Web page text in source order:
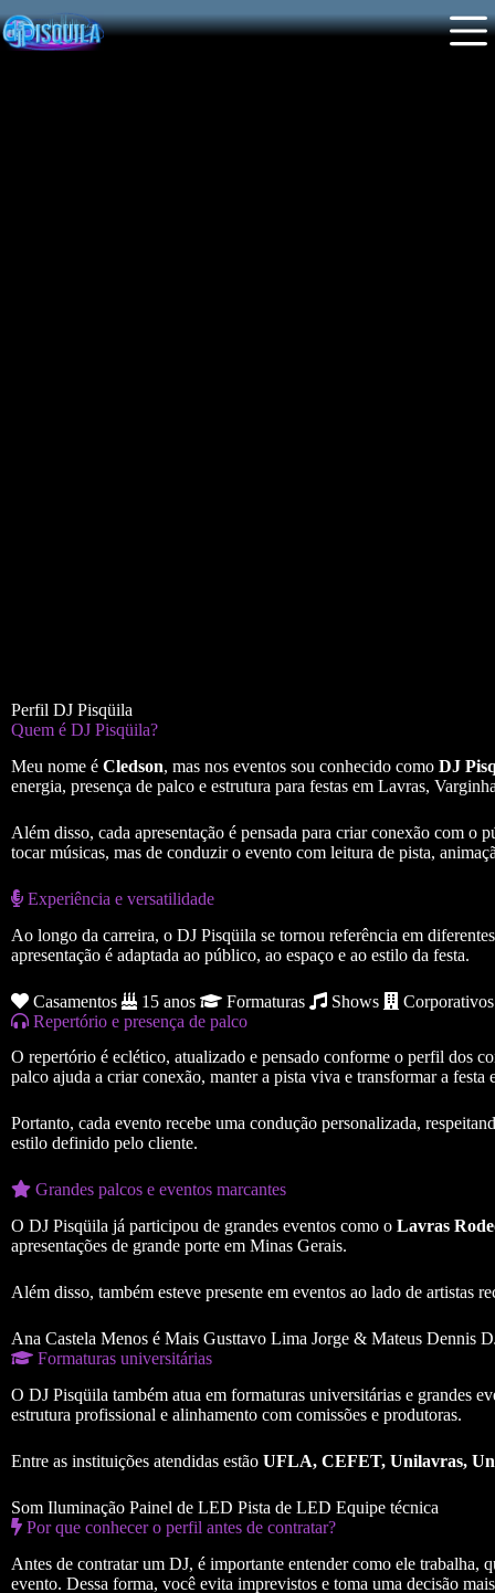
Perfil DJ Pisqüila
Quem é DJ Pisqüila?
Meu nome é Cledson, mas nos eventos sou conhecido como DJ
energia, presença de palco e estrutura para festas em Lavras,
Além disso, cada apresentação é pensada para criar conexão com o
tocar músicas, mas de conduzir o evento com leitura de pista,
Experiência e versatilidade
Ao longo da carreira, o DJ Pisqüila se tornou referência em
apresentação é adaptada ao público, ao espaço e ao estilo da festa.
Casamentos 15 anos Formaturas Shows
Corporativos
Repertório e presença de palco
O repertório é eclético, atualizado e pensado conforme o perfil dos
palco ajuda a criar conexão, manter a pista viva e transformar a festa
Portanto, cada evento recebe uma condução personalizada,
estilo definido pelo cliente.
Grandes palcos e eventos marcantes
O DJ Pisqüila já participou de grandes eventos como o Lavras
apresentações de grande porte em Minas Gerais.
Além disso, também esteve presente em eventos ao lado de artistas
Ana Castela Menos é Mais Gusttavo Lima Jorge & Mateus Dennis
Formaturas universitárias
O DJ Pisqüila também atua em formaturas universitárias e grandes
estrutura profissional e alinhamento com comissões e produtoras.
Entre as instituições atendidas estão UFLA, CEFET, Unilavras,
Som Iluminação Painel de LED Pista de LED Equipe técnica
Por que conhecer o perfil antes de contratar?
Antes de contratar um DJ, é importante entender como ele trabalha,
evento. Dessa forma, você evita imprevistos e toma uma decisão